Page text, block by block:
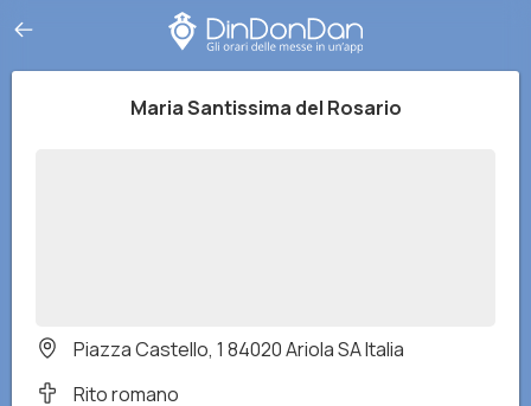
Maria Santissima del Rosario
Piazza Castello, 1 84020 Ariola SA Italia
Rito romano